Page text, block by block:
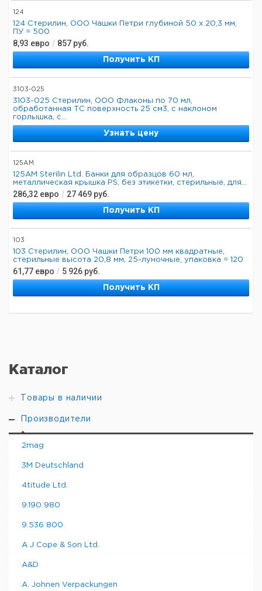
Каталог
Товары в наличии
Производители
2mag
3M Deutschland
4titude Ltd.
9.190 980
9.536 800
A J Cope & Son Ltd.
A&D
A. Johnen Verpackungen
124
124 Стерилин, ООО Чашки Петри глубиной 50 х 20,3 мм,
ПУ = 500
8,93 евро / 857 руб.
Получить КП
3103-025
3103-025 Стерилин, ООО Флаконы по 70 мл,
обработанная ТС поверхность 25 см3, с наклоном
горлышка, с...
Узнать цену
125AM
125AM Sterilin Ltd. Банки для образцов 60 мл,
металлическая крышка PS, без этикетки, стерильные, для...
286,32 евро / 27 469 руб.
Получить КП
103
103 Стерилин, ООО Чашки Петри 100 мм квадратные,
стерильные высота 20,8 мм, 25-луночные, упаковка = 120
61,77 евро / 5 926 руб.
Получить КП